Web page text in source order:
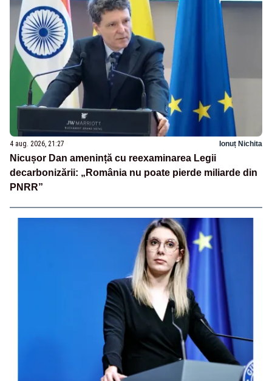
4 aug. 2026, 21:27 Ionuț Nichita
Nicușor Dan amenință cu reexaminarea Legii
decarbonizării: „România nu poate pierde miliarde din
PNRR”